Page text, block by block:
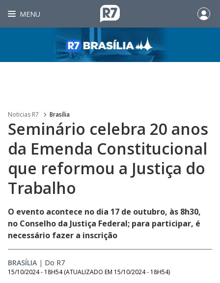
MENU
Noticias R7 Brasília
Seminário celebra 20 anos
da Emenda Constitucional
que reformou a Justiça do
Trabalho
O evento acontece no dia 17 de outubro, às 8h30,
no Conselho da Justiça Federal; para participar, é
necessário fazer a inscrição
BRASÍLIA | Do R7
15/10/2024 - 18H54 (ATUALIZADO EM 15/10/2024 - 18H54)